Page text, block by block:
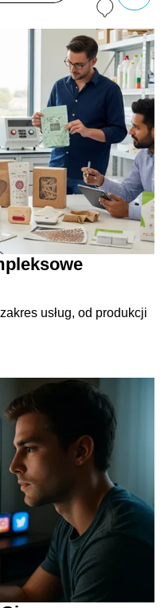
usług, od produkcji